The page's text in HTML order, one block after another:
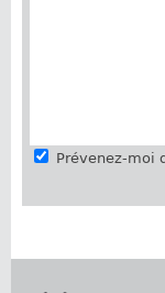
Prévenez-moi